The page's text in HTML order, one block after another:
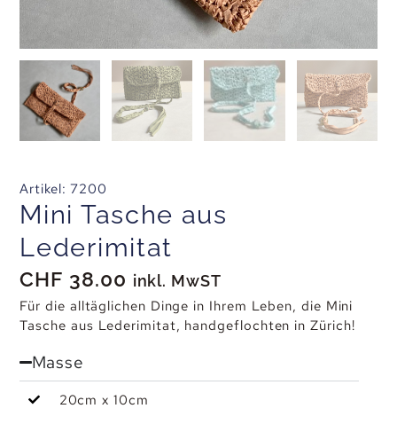
Artikel: 7200
Mini Tasche aus
Lederimitat
CHF 38.00 inkl. MwST
Für die alltäglichen Dinge in Ihrem Leben, die Mini
Tasche aus Lederimitat, handgeflochten in Zürich!
Masse
20cm x 10cm